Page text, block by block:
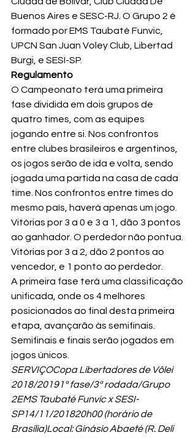
Buenos Aires e SESC-RJ. O Grupo 2 é
formado por EMS Taubaté Funvic,
UPCN San Juan Voley Club, Libertad
Regulamento
O Campeonato terá uma primeira
fase dividida em dois grupos de
quatro times, com as equipes
jogando entre si. Nos confrontos
entre clubes brasileiros e argentinos,
os jogos serão de ida e volta, sendo
jogada uma partida na casa de cada
time. Nos confrontos entre times do
mesmo país, haverá apenas um jogo.
Vitórias por 3 a 0 e 3 a 1, dão 3 pontos
ao ganhador. O perdedor não pontua.
Vitórias por 3 a 2, dão 2 pontos ao
vencedor, e 1 ponto ao perdedor.
A primeira fase terá uma classificação
unificada, onde os 4 melhores
posicionados ao final desta primeira
etapa, avançarão às semifinais.
Semifinais e finais serão jogados em
jogos únicos.
SERVIÇOCopa Libertadores de Vôlei
2018/20191ª fase/3ª rodada/Grupo
2EMS Taubaté Funvic x SESI-
SP14/11/201820h00 (horário de
Brasília)Local: Ginásio Abaeté (R. Deli